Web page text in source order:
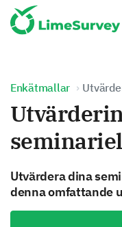
Enkätmallar
Utvärdera dina
denna omfattande